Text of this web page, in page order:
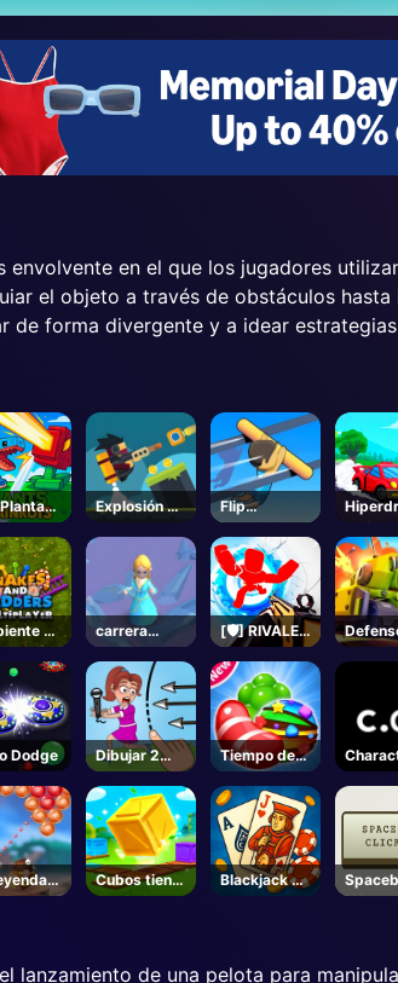
envolvente en el que los jugadores
el objeto a través de obstáculos
de forma divergente y a idear
Explosión de
bola
Flip
Campeones
2
Swinger
y
carrera
congelada
3d
[🛡️] RIVALES
- Roblox
tanque
Dodge
Dibujar 2
Guardar
rompecabez
as
Tiempo de
caramelo
-
Cubos tiene
movimientos
Blackjack 21
Clicker
lanzamiento de una pelota para